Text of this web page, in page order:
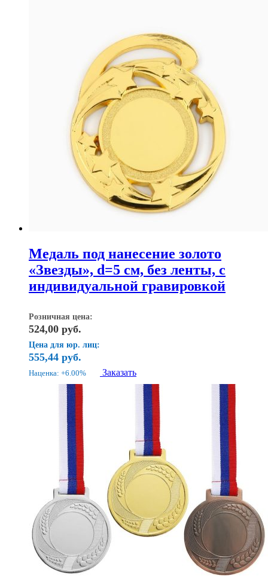
Медаль под нанесение золото
«Звезды», d=5 см, без ленты, с
индивидуальной гравировкой
Розничная цена:
524,00 руб.
Цена для юр. лиц:
555,44 руб.
Наценка: +6.00% Заказать